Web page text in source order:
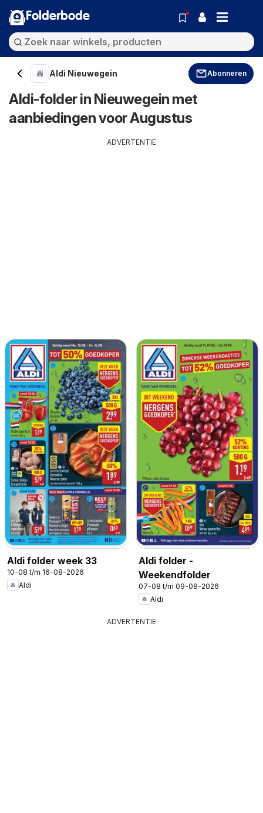
Folderbode
Aldi Nieuwegein Abonneren
Aldi-folder in Nieuwegein met
aanbiedingen voor Augustus
ADVERTENTIE
Aldi folder week 33
10-08 t/m 16-08-2026
Aldi
Aldi folder -
Weekendfolder
07-08 t/m 09-08-2026
Aldi
ADVERTENTIE